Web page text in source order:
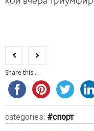
Share this...
categories: спорт